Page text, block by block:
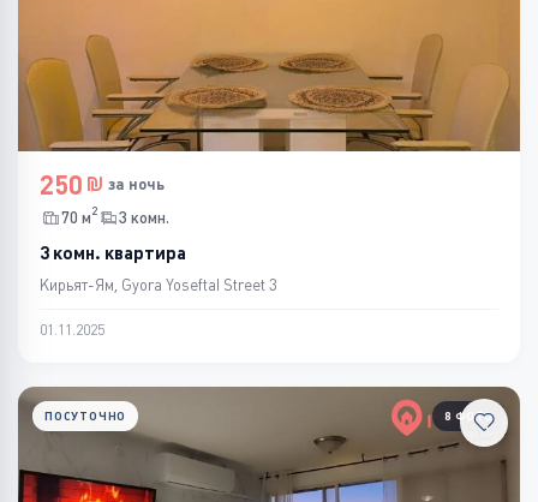
250
за ночь
70 м2 3 комн.
3 комн. квартира
Кирьят-Ям, Gyora Yoseftal Street 3
01.11.2025
8 ФОТО
ПОСУТОЧНО